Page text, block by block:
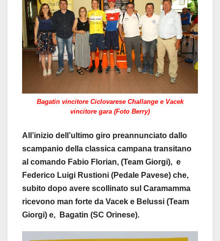
Bagatin vincitore Ciclovarese Challange e Vacek
vincitore gara (Foto Berry)
All’inizio dell’ultimo giro preannunciato dallo
scampanio della classica campana transitano
al comando Fabio Florian, (Team Giorgi), e
Federico Luigi Rustioni (Pedale Pavese) che,
subito dopo avere scollinato sul Caramamma
ricevono man forte da Vacek e Belussi (Team
Giorgi) e, Bagatin (SC Orinese).